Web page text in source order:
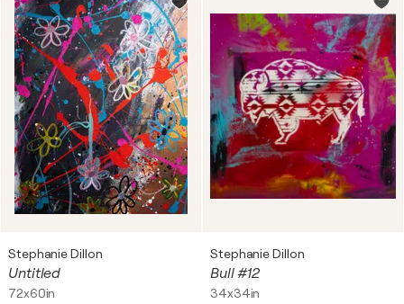
Stephanie Dillon
Untitled
72x60in
Stephanie Dillon
Bull #12
34x34in